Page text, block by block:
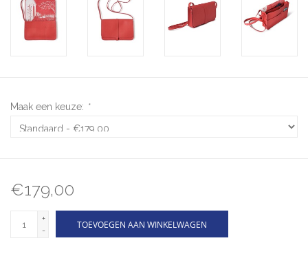
Maak een keuze: *
€179,00
+
-
TOEVOEGEN AAN WINKELWAGEN